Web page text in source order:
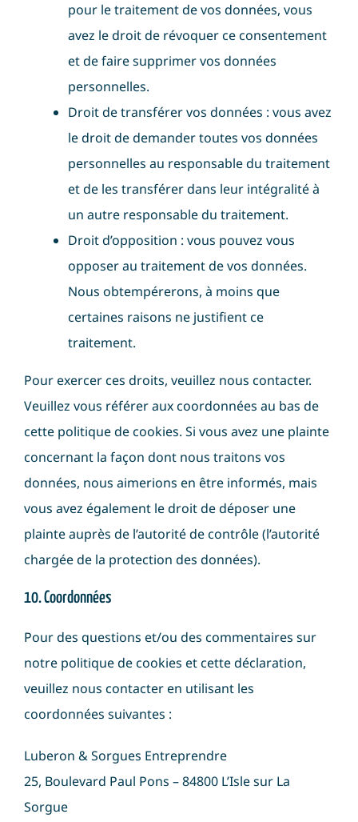
pour le traitement de vos données, vous
avez le droit de révoquer ce consentement
et de faire supprimer vos données
personnelles.
Droit de transférer vos données : vous avez
le droit de demander toutes vos données
personnelles au responsable du traitement
et de les transférer dans leur intégralité à
un autre responsable du traitement.
Droit d’opposition : vous pouvez vous
opposer au traitement de vos données.
Nous obtempérerons, à moins que
certaines raisons ne justifient ce
traitement.
Pour exercer ces droits, veuillez nous contacter.
Veuillez vous référer aux coordonnées au bas de
cette politique de cookies. Si vous avez une plainte
concernant la façon dont nous traitons vos
données, nous aimerions en être informés, mais
vous avez également le droit de déposer une
plainte auprès de l’autorité de contrôle (l’autorité
chargée de la protection des données).
10. Coordonnées
Pour des questions et/ou des commentaires sur
notre politique de cookies et cette déclaration,
veuillez nous contacter en utilisant les
coordonnées suivantes :
Luberon & Sorgues Entreprendre
25, Boulevard Paul Pons – 84800 L’Isle sur La
Sorgue